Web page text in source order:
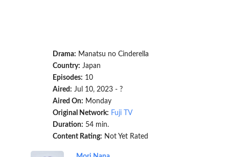
Drama: Manatsu no Cinderella
Country: Japan
Episodes: 10
Aired: Jul 10, 2023 - ?
Aired On: Monday
Original Network: Fuji TV
Duration: 54 min.
Content Rating: Not Yet Rated